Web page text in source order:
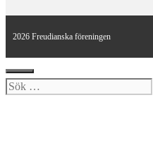
2026 Freudianska föreningen
Stäng
Sök